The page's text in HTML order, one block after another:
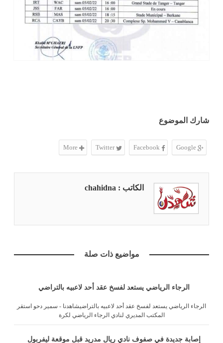
شارك الموضوع
Twitter
الكاتب : chahidna
مواضيع ذات صلة
الرجاء الرياضي يستعد لفسخ عقد أحد لاعبيه بالتراضي
الرجاء الرياضي يستعد لفسخ عقد أحد لاعبيه بالتراضيشاهدنا - سمير دحو استقر
المكتب المديري لنادي الرجاء الرياضي لكرة
إصابة جديدة في صفوف نادي ريال مدريد قبل موقعة ليفربول